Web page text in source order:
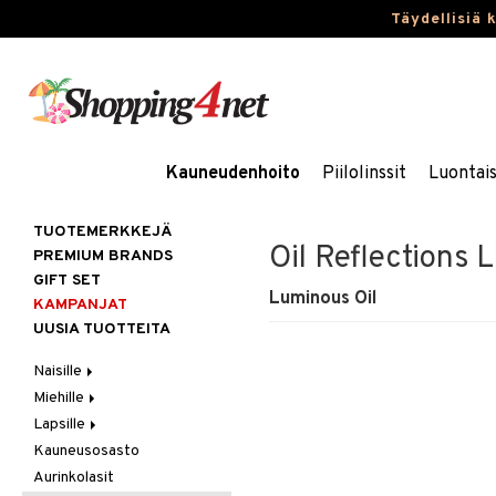
Täydellisiä
Kauneudenhoito Piilolinssit
Oil Reflections
Luminous Oil
TUOTEMERKKEJÄ
PREMIUM BRANDS
GIFT SET
KAMPANJAT
UUSIA TUOTTEITA
Naisille
Hiukset
Gift Set
Harjat / Kammat
Hiuskuurit
Ihonhoito
Aurinkotuotteet
Erikoistuotteet
Korut
Kaulakorut
Kosmetiikka
Miehille
Hiukset
Hiustenlähtö
Hiusväri
Ihonhoito
Aurinkotuotteet
Parfyymit
Lapsille
Kosmetiikkalaukkuja
Kylpytuotteita
Kauneusosasto
Aurinkolasit